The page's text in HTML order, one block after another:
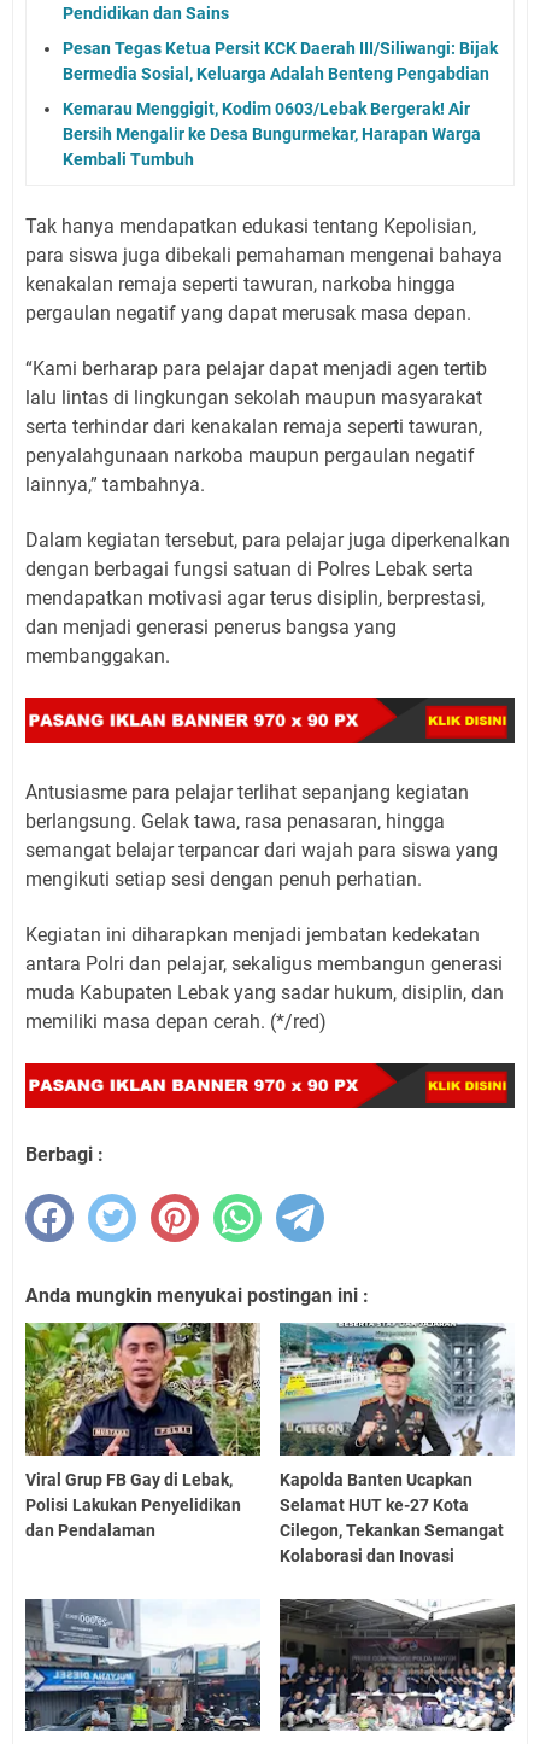
Pendidikan dan Sains
Pesan Tegas Ketua Persit KCK Daerah III/Siliwangi: Bijak
Bermedia Sosial, Keluarga Adalah Benteng Pengabdian
Kemarau Menggigit, Kodim 0603/Lebak Bergerak! Air
Bersih Mengalir ke Desa Bungurmekar, Harapan Warga
Kembali Tumbuh
Tak hanya mendapatkan edukasi tentang Kepolisian,
para siswa juga dibekali pemahaman mengenai bahaya
kenakalan remaja seperti tawuran, narkoba hingga
pergaulan negatif yang dapat merusak masa depan.
“Kami berharap para pelajar dapat menjadi agen tertib
lalu lintas di lingkungan sekolah maupun masyarakat
serta terhindar dari kenakalan remaja seperti tawuran,
penyalahgunaan narkoba maupun pergaulan negatif
lainnya,” tambahnya.
Dalam kegiatan tersebut, para pelajar juga diperkenalkan
dengan berbagai fungsi satuan di Polres Lebak serta
mendapatkan motivasi agar terus disiplin, berprestasi,
dan menjadi generasi penerus bangsa yang
membanggakan.
Antusiasme para pelajar terlihat sepanjang kegiatan
berlangsung. Gelak tawa, rasa penasaran, hingga
semangat belajar terpancar dari wajah para siswa yang
mengikuti setiap sesi dengan penuh perhatian.
Kegiatan ini diharapkan menjadi jembatan kedekatan
antara Polri dan pelajar, sekaligus membangun generasi
muda Kabupaten Lebak yang sadar hukum, disiplin, dan
memiliki masa depan cerah. (*/red)
Berbagi :
Anda mungkin menyukai postingan ini :
Viral Grup FB Gay di Lebak,
Polisi Lakukan Penyelidikan
dan Pendalaman
Kapolda Banten Ucapkan
Selamat HUT ke-27 Kota
Cilegon, Tekankan Semangat
Kolaborasi dan Inovasi